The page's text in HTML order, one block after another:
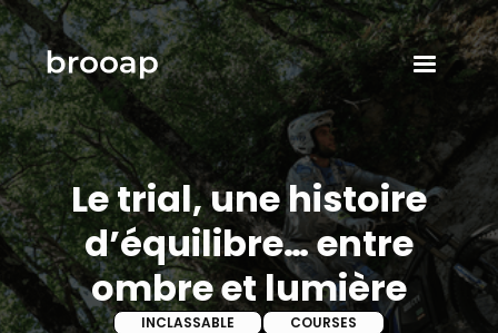
Le trial, une histoire
d’équilibre… entre
ombre et lumière
INCLASSABLE COURSES